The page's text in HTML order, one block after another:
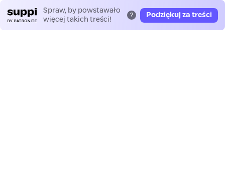
Spraw, by powstawało
więcej takich treści!
? Podziękuj za treści